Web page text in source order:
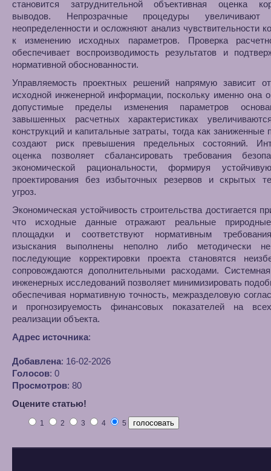
становится затруднительной объективная оценка
выводов. Непрозрачные процедуры увеличивают
неопределенности и осложняют анализ чувствительности
к изменению исходных параметров. Проверка
обеспечивает воспроизводимость результатов и
нормативной обоснованности.
Управляемость проектных решений напрямую зависит
исходной инженерной информации, поскольку именно она
допустимые пределы изменения параметров
завышенных расчетных характеристиках
конструкций и капитальные затраты, тогда как заниженные
создают риск превышения предельных состояний.
оценка позволяет сбалансировать требования
экономической рациональности, формируя
проектирования без избыточных резервов и скрытых
угроз.
Экономическая устойчивость строительства достигается
что исходные данные отражают реальные
площадки и соответствуют нормативным
изыскания выполнены неполно либо методически
последующие корректировки проекта становятся
сопровождаются дополнительными расходами.
инженерных исследований позволяет минимизировать
обеспечивая нормативную точность, межразделовую
и прогнозируемость финансовых показателей на
реализации объекта.
Адрес источника:
Добавлена: 16-02-2026
Голосов: 0
Просмотров: 80
Оцените статью!
1 2 3 4 5